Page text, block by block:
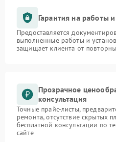
Гарантия на работы и
Предоставляется
выполненные работы и
защищает клиента от
Прозрачное
консультация
Точные прайс-листы,
ремонта, отсутствие скрытых
бесплатной консультации по
сайте